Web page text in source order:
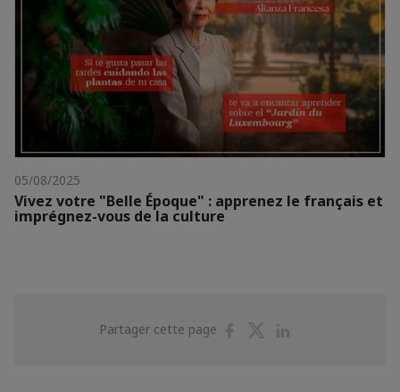
05/08/2025
Vivez votre "Belle Époque" : apprenez le français et
imprégnez-vous de la culture
Partager cette page
PartagerPartager